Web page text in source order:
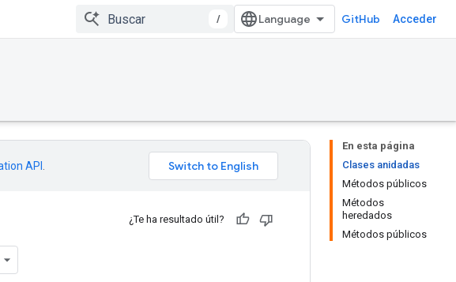
/ GitHub Acceder
En esta página
Clases anidadas
Métodos públicos
Métodos
heredados
Métodos públicos
API
¿Te ha resultado útil?